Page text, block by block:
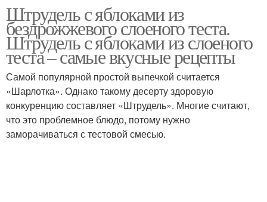
Тест с яблоками Яблочный штрудель
Тест с грецким орехом
Классический
штрудель
Яблочно-лимонный
Штрудель с яблоками из
бездрожжевого слоеного теста.
Штрудель с яблоками из слоеного
теста – самые вкусные рецепты
Самой популярной простой выпечкой считается
«Шарлотка». Однако такому десерту здоровую
конкуренцию составляет «Штрудель». Многие считают,
что это проблемное блюдо, потому нужно
заморачиваться с тестовой смесью.